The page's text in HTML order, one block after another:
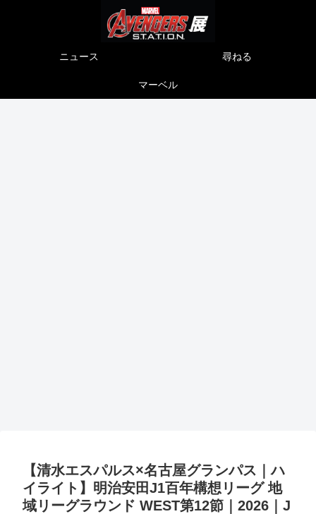
ニュース 尋ねる
マーベル
【清水エスパルス×名古屋グランパス｜ハ
イライト】明治安田J1百年構想リーグ 地
域リーグラウンド WEST第12節｜2026｜J